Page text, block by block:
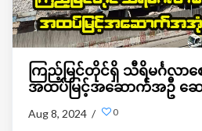
ကြည့်မြင်တိုင်ရှိ သီရိမင်္ဂလာဈ
အထပ်မြင့်အဆောက်အဦ ဆ
Aug 8, 2024 / 0